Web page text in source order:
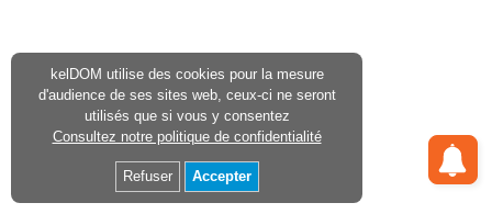
kelDOM utilise des cookies pour la mesure
d'audience de ses sites web, ceux-ci ne seront
utilisés que si vous y consentez
Consultez notre politique de confidentialité
Refuser Accepter